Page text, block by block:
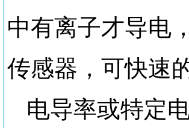
中有离子才导电
传感器，可快速
电导率或特定